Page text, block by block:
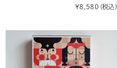
¥8,580 (税込)